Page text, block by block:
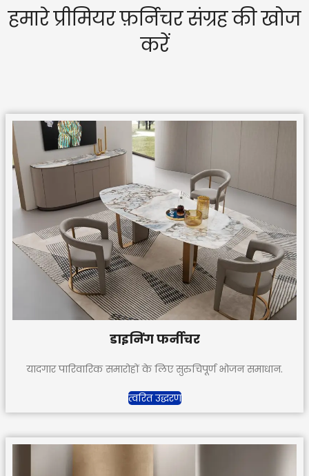
हमारे प्रीमियर फ़र्निचर संग्रह की खोज
करें
डाइनिंग फर्नीचर
यादगार पारिवारिक समारोहों के लिए सुरुचिपूर्ण भोजन समाधान.
त्वरित उद्धरण